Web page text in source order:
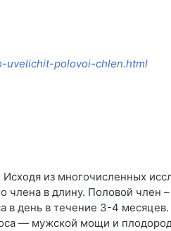
uvelichit-polovoi-chlen.html
из многочисленных
в длину. Половой член –
в день в течение 3-4
— мужской мощи и